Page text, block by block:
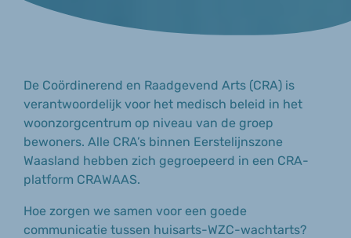
De Coördinerend en Raadgevend Arts (CRA) is
verantwoordelijk voor het medisch beleid in het
woonzorgcentrum op niveau van de groep
bewoners. Alle CRA’s binnen Eerstelijnszone
Waasland hebben zich gegroepeerd in een CRA-
platform CRAWAAS.
Hoe zorgen we samen voor een goede
communicatie tussen huisarts-WZC-wachtarts?